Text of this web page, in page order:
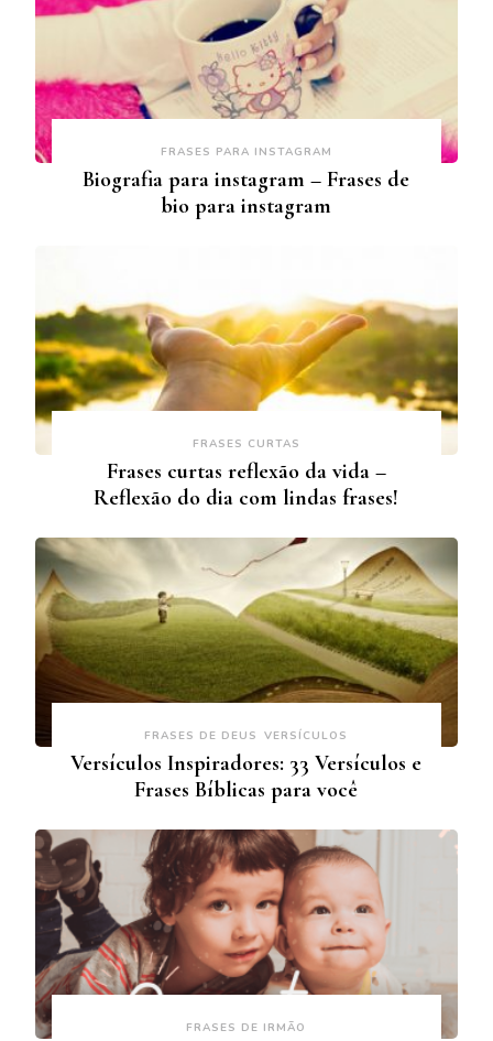
FRASES PARA INSTAGRAM
Biografia para instagram – Frases de
bio para instagram
FRASES CURTAS
Frases curtas reflexão da vida –
Reflexão do dia com lindas frases!
FRASES DE DEUS VERSÍCULOS
Versículos Inspiradores: 33 Versículos e
Frases Bíblicas para você
FRASES DE IRMÃO